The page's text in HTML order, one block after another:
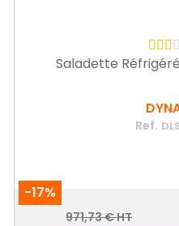
Saladette
Ref.
-17%
Prix
Prix
971,73 € HT